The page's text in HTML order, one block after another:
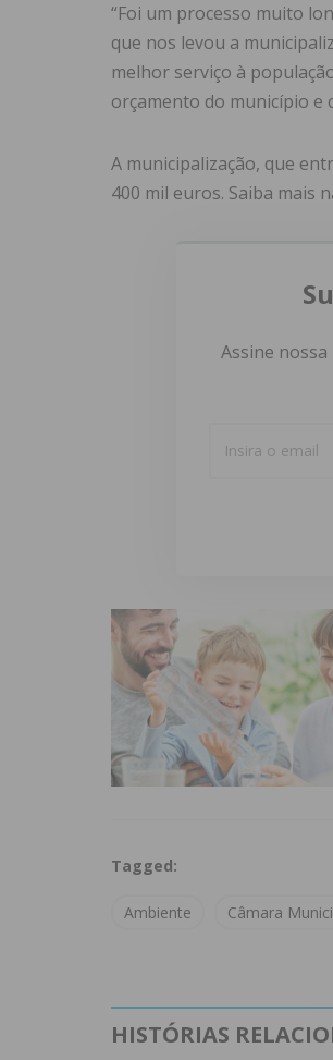
“Foi um processo muito
que nos levou a
melhor serviço à
orçamento do município e
A municipalização, que
400 mil euros. Saiba mais
Assine
Tagged:
Ambiente Câmara
HISTÓRIAS